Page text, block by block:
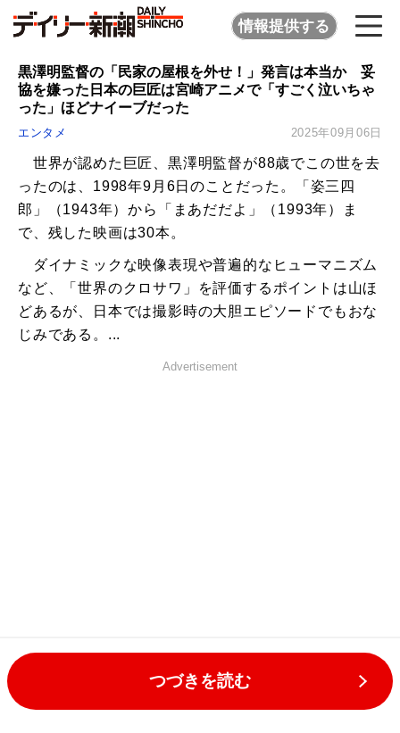
情報提供する
黒澤明監督の「民家の屋根を外せ！」発言は本当か 妥
協を嫌った日本の巨匠は宮崎アニメで「すごく泣いちゃ
った」ほどナイーブだった
エンタメ 2025年09月06日
世界が認めた巨匠、黒澤明監督が88歳でこの世を去
ったのは、1998年9月6日のことだった。「姿三四
郎」（1943年）から「まあだだよ」（1993年）ま
で、残した映画は30本。
ダイナミックな映像表現や普遍的なヒューマニズム
など、「世界のクロサワ」を評価するポイントは山ほ
どあるが、日本では撮影時の大胆エピソードでもおな
じみである。...
Advertisement
つづきを読む